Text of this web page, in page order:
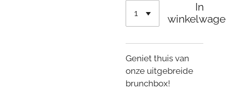
In
Geniet thuis van
onze uitgebreide
brunchbox!